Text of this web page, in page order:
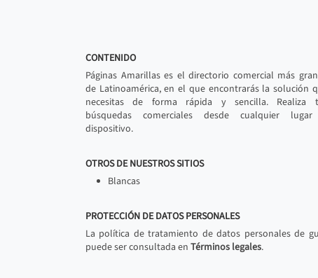
CONTENIDO
Páginas Amarillas es el directorio comercial más
de Latinoamérica, en el que encontrarás la solución
necesitas de forma rápida y sencilla. Realiza
búsquedas comerciales desde cualquier
dispositivo.
OTROS DE NUESTROS SITIOS
Blancas
PROTECCIÓN DE DATOS PERSONALES
La política de tratamiento de datos personales de
puede ser consultada en Términos legales.